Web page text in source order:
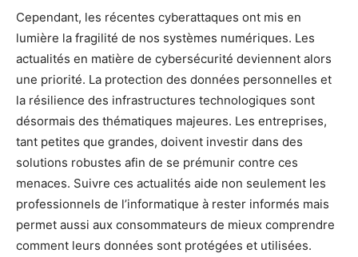
Cependant, les récentes cyberattaques ont mis en
lumière la fragilité de nos systèmes numériques. Les
actualités en matière de cybersécurité deviennent alors
une priorité. La protection des données personnelles et
la résilience des infrastructures technologiques sont
désormais des thématiques majeures. Les entreprises,
tant petites que grandes, doivent investir dans des
solutions robustes afin de se prémunir contre ces
menaces. Suivre ces actualités aide non seulement les
professionnels de l’informatique à rester informés mais
permet aussi aux consommateurs de mieux comprendre
comment leurs données sont protégées et utilisées.